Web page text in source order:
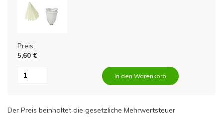
Preis:
5,60 €
In den Warenkorb
Der Preis beinhaltet die gesetzliche Mehrwertsteuer